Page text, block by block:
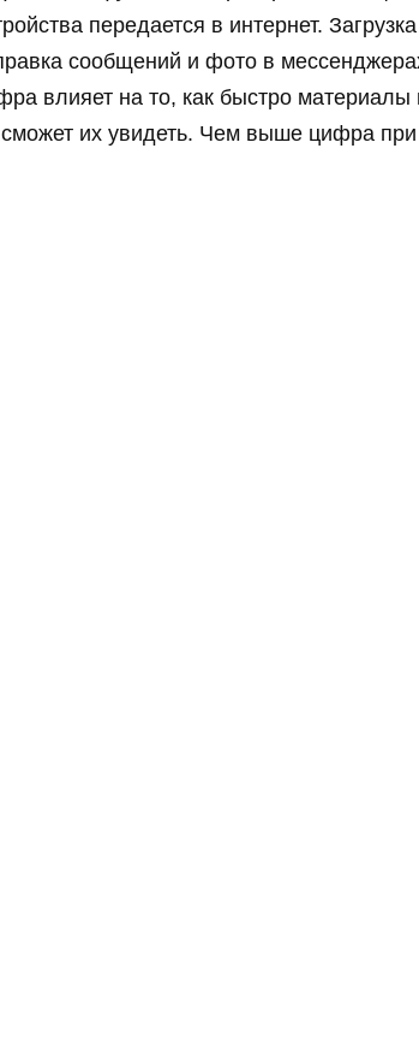
передается в интернет.
сообщений и фото в
влияет на то, как быстро
их увидеть. Чем выше цифра